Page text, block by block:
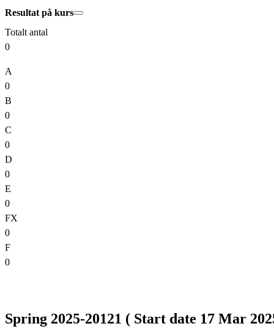
Resultat på kurs
Totalt antal
0
A
0
B
0
C
0
D
0
E
0
FX
0
F
0
Spring 2025-20121 ( Start date 17 Mar